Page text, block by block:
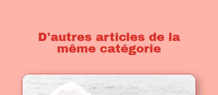
D'autres articles de la
même catégorie